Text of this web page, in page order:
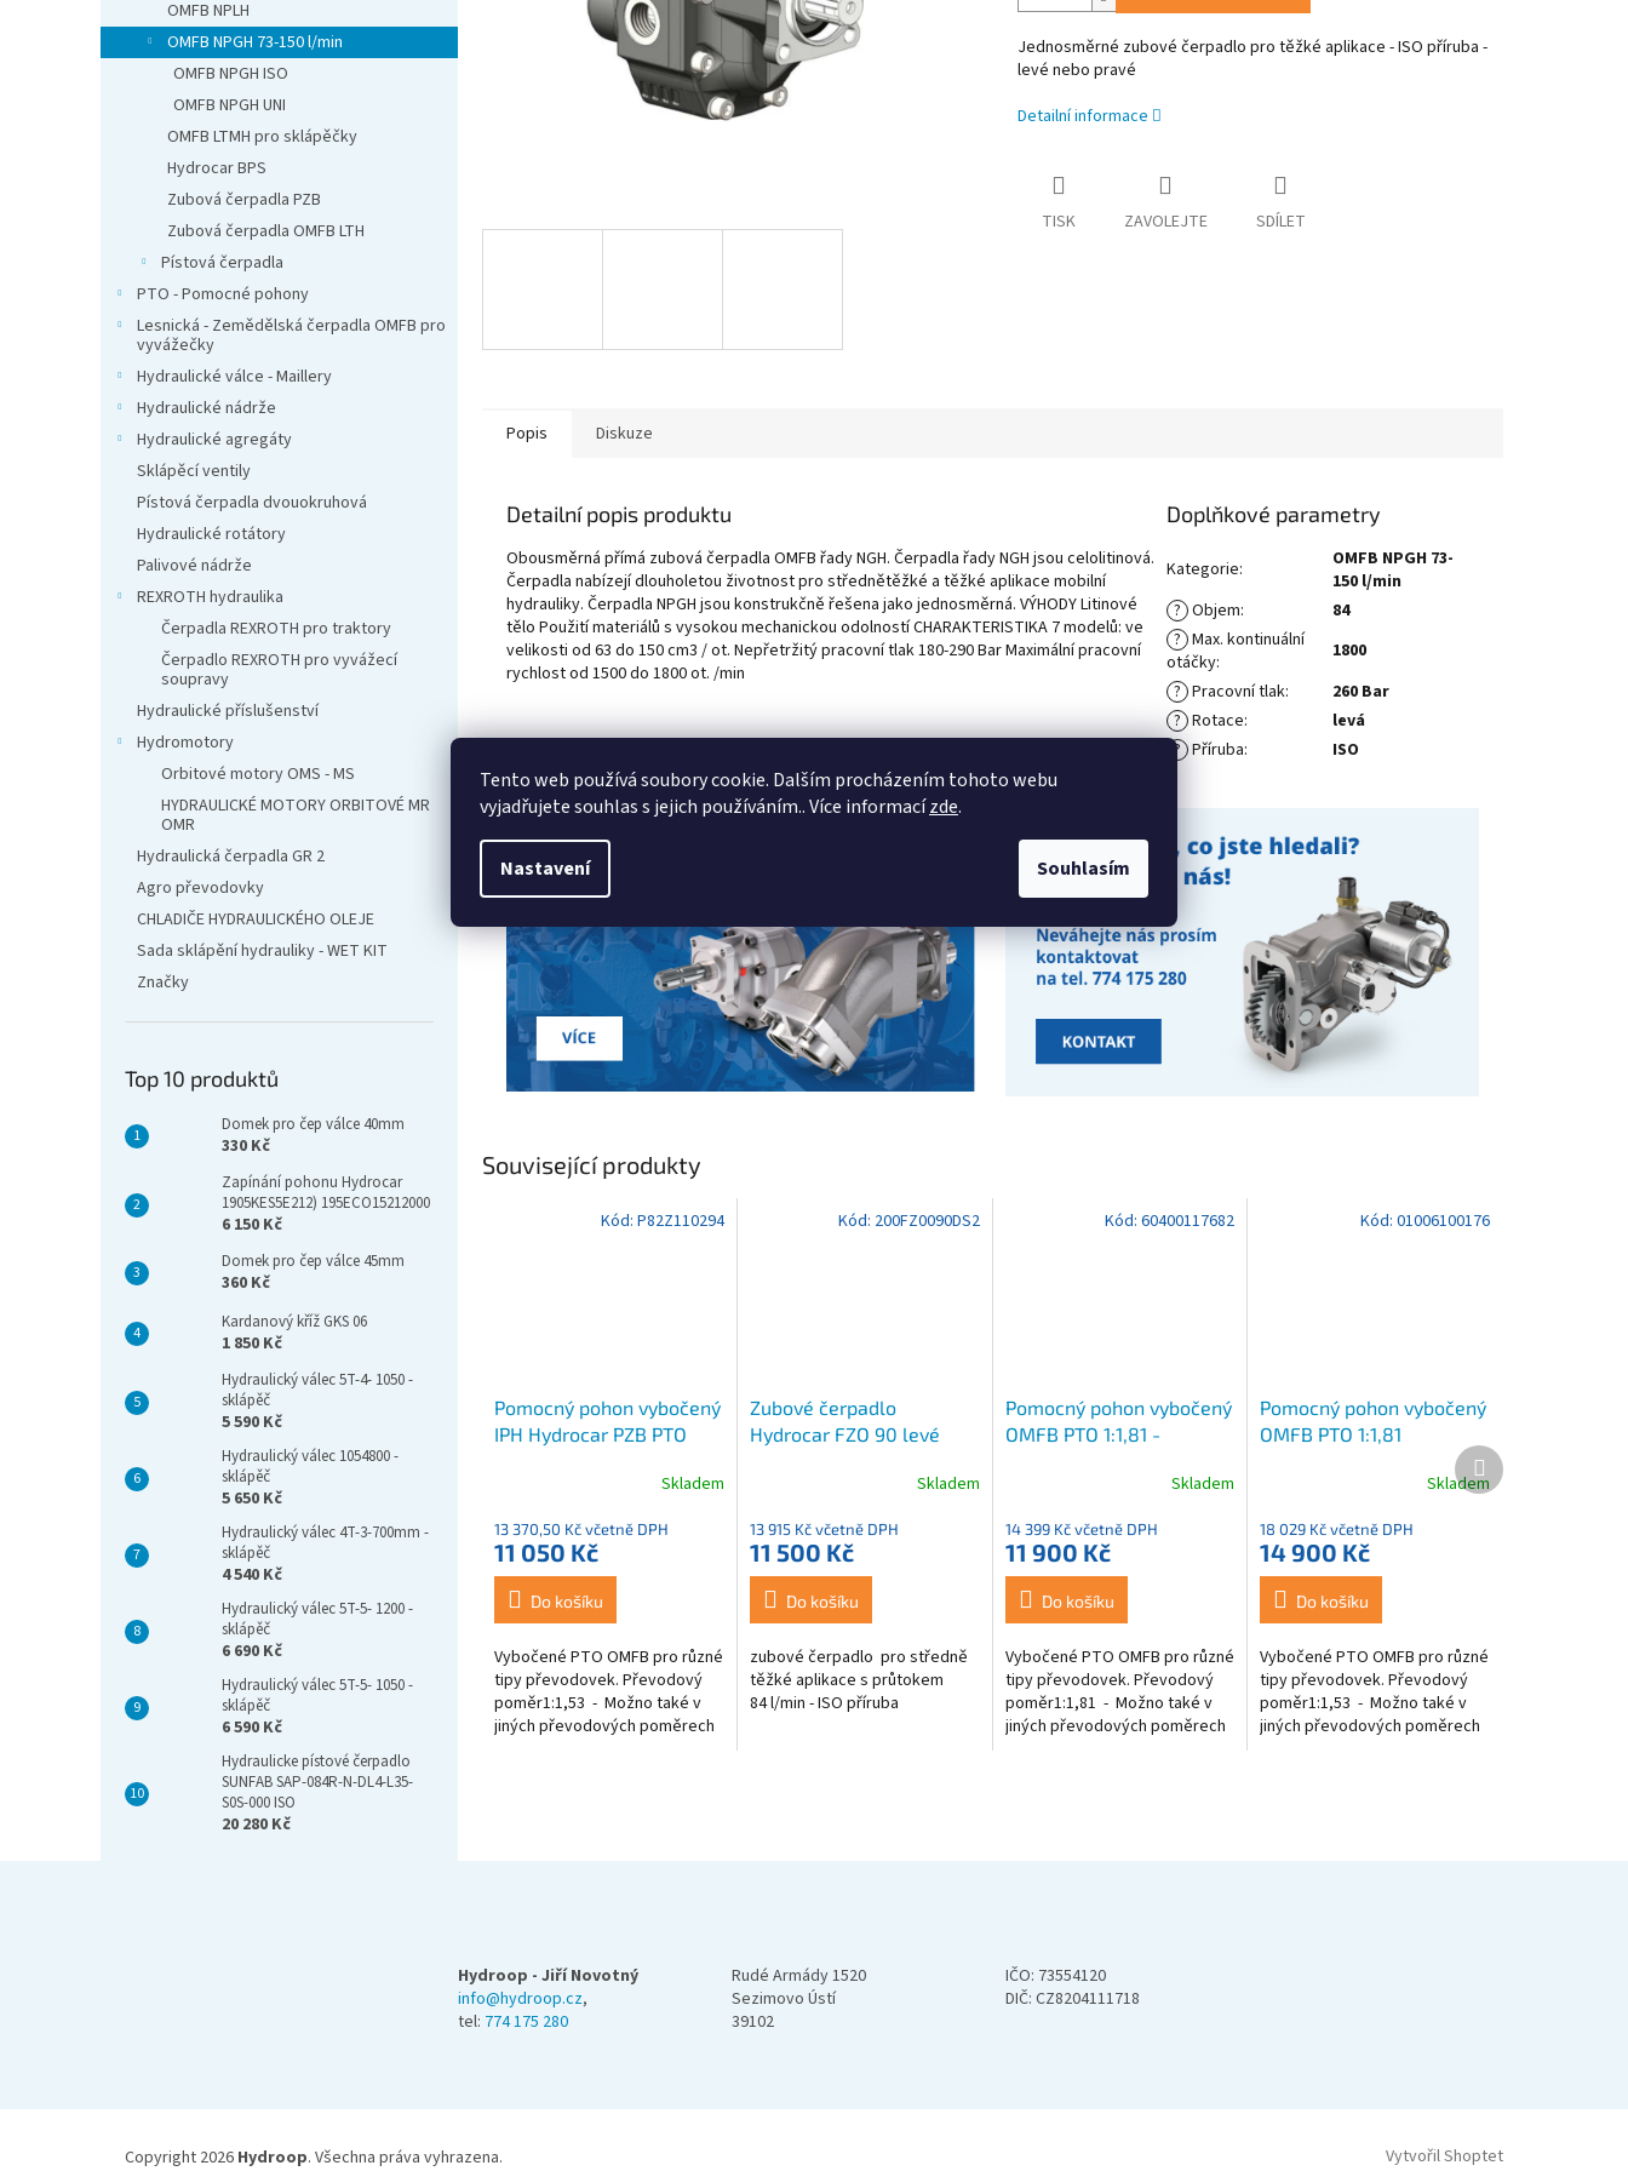
Tento web používá soubory cookie. Dalším procházením tohoto webu
vyjadřujete souhlas s jejich používáním.. Více informacízde.
Nastavení Souhlasím
e
l
OMFB NPLH
OMFB NPGH 73-150 l/min
OMFB NPGH ISO
OMFB NPGH UNI
OMFB LTMH pro sklápěčky
Hydrocar BPS
Zubová čerpadla PZB
Zubová čerpadla OMFB LTH
Pístová čerpadla
PTO - Pomocné pohony
Lesnická - Zemědělská čerpadla OMFB pro
vyvážečky
Hydraulické válce - Maillery
Hydraulické nádrže
Hydraulické agregáty
Sklápěcí ventily
Pístová čerpadla dvouokruhová
Hydraulické rotátory
Palivové nádrže
REXROTH hydraulika
Čerpadla REXROTH pro traktory
Čerpadlo REXROTH pro vyvážecí
soupravy
Hydraulické příslušenství
Hydromotory
Orbitové motory OMS - MS
HYDRAULICKÉ MOTORY ORBITOVÉ MR
OMR
Hydraulická čerpadla GR 2
Agro převodovky
CHLADIČE HYDRAULICKÉHO OLEJE
Sada sklápění hydrauliky - WET KIT
Značky
Top 10 produktů
Domek pro čep válce 40mm
330 Kč
Zapínání pohonu Hydrocar
1905KES5E212) 195ECO15212000
6 150 Kč
Domek pro čep válce 45mm
360 Kč
Kardanový kříž GKS 06
1 850 Kč
Hydraulický válec 5T-4- 1050 -
sklápěč
5 590 Kč
Hydraulický válec 1054800 -
sklápěč
5 650 Kč
Hydraulický válec 4T-3-700mm -
sklápěč
4 540 Kč
Hydraulický válec 5T-5- 1200 -
sklápěč
6 690 Kč
Hydraulický válec 5T-5- 1050 -
sklápěč
6 590 Kč
Hydraulicke pístové čerpadlo
SUNFAB SAP-084R-N-DL4-L35-
S0S-000 ISO
20 280 Kč
Jednosměrné zubové čerpadlo pro těžké aplikace - ISO příruba -
levé nebo pravé
Detailní informace
TISK ZAVOLEJTE SDÍLET
Související produkty
Pomocný pohon vybočený
IPH Hydrocar PZB PTO
Skladem
13 370,50 Kč včetně DPH
11 050 Kč
Do košíku
Vybočené PTO OMFB pro různé
tipy převodovek. Převodový
poměr1:1,53 - Možno také v
jiných převodových poměrech
Kód: P82Z110294
Zubové čerpadlo
Hydrocar FZO 90 levé
Skladem
13 915 Kč včetně DPH
11 500 Kč
Do košíku
zubové čerpadlo pro středně
těžké aplikace s průtokem
84 l/min - ISO příruba
Kód: 200FZ0090DS2
Pomocný pohon vybočený
OMFB PTO 1:1,81 -
Skladem
14 399 Kč včetně DPH
11 900 Kč
Do košíku
Vybočené PTO OMFB pro různé
tipy převodovek. Převodový
poměr1:1,81 - Možno také v
jiných převodových poměrech
Kód:60400117682
Pomocný pohon vybočený
OMFB PTO 1:1,81
Skladem
18 029 Kč včetně DPH
14 900 Kč
Do košíku
Vybočené PTO OMFB pro různé
tipy převodovek. Převodový
poměr1:1,53 - Možno také v
jiných převodových poměrech
Kód: 01006100176
Další
produkt
Popis Diskuze
Detailní popis produktu
Obousměrná přímá zubová čerpadla OMFB řady NGH. Čerpadla řady NGH jsou celolitinová.
Čerpadla nabízejí dlouholetou životnost pro střednětěžké a těžké aplikace mobilní
hydrauliky. Čerpadla NPGH jsou konstrukčně řešena jako jednosměrná. VÝHODY Litinové
tělo Použití materiálů s vysokou mechanickou odolností CHARAKTERISTIKA 7 modelů: ve
velikosti od 63 do 150 cm3 / ot. Nepřetržitý pracovní tlak 180-290 Bar Maximální pracovní
rychlost od 1500 do 1800 ot. /min
Doplňkové parametry
Kategorie:
OMFB NPGH 73-
150 l/min
? Objem:
84
? Max. kontinuální
otáčky:
1800
? Pracovní tlak:
260 Bar
? Rotace:
levá
? Příruba: ISO
Hydroop - Jiří Novotný
info@hydroop.cz,
tel: 774 175 280
Rudé Armády 1520
Sezimovo Ústí
39102
IČO: 73554120
DIČ: CZ8204111718
Vytvořil Shoptet
Copyright 2026 Hydroop. Všechna práva vyhrazena.